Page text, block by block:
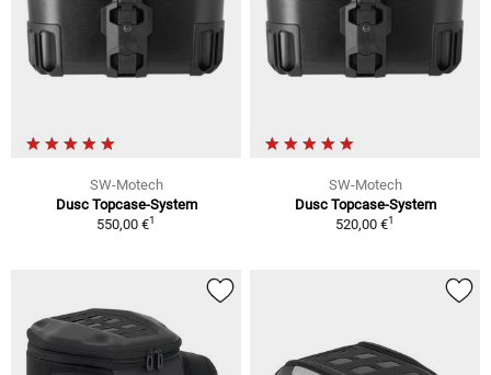
SW-Motech
Dusc Topcase-System
550,00 €1
SW-Motech
Dusc Topcase-System
520,00 €1